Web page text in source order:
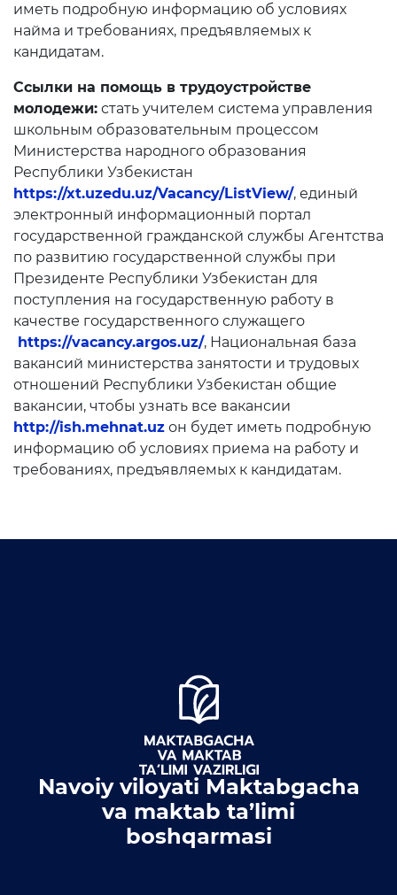
Доклады
Видеогалерея
Пресс-служба
Пресс конференции
Конференции
Помощь
Конкурсы
Аккредитация
Инфографика
Korrupsiyaga qarshi kurash
Murojaatlar
Объявления
Открытые данные
документов
Документы
иметь подробную информацию об условиях
найма и требованиях, предъявляемых к
кандидатам.
Ссылки на помощь в трудоустройстве
молодежи: стать учителем система управления
школьным образовательным процессом
Министерства народного образования
Республики Узбекистан
https://xt.uzedu.uz/Vacancy/ListView/, единый
электронный информационный портал
государственной гражданской службы Агентства
по развитию государственной службы при
Президенте Республики Узбекистан для
поступления на государственную работу в
качестве государственного служащего
https://vacancy.argos.uz/, Национальная база
вакансий министерства занятости и трудовых
отношений Республики Узбекистан общие
вакансии, чтобы узнать все вакансии
http://ish.mehnat.uz он будет иметь подробную
информацию об условиях приема на работу и
требованиях, предъявляемых к кандидатам.
Navoiy viloyati Maktabgacha
va maktab ta’limi
boshqarmasi